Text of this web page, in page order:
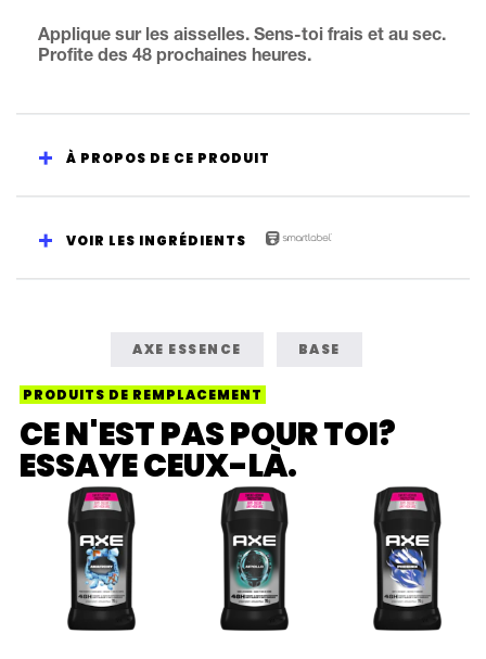
bâton
AXE
est
Applique sur les aisselles. Sens-toi frais et au sec.
Profite des 48 prochaines heures.
À PROPOS DE CE PRODUIT
VOIR LES INGRÉDIENTS
AXE ESSENCE BASE
PRODUITS DE REMPLACEMENT
CE N'EST PAS POUR TOI?
ESSAYE CEUX-LÀ.